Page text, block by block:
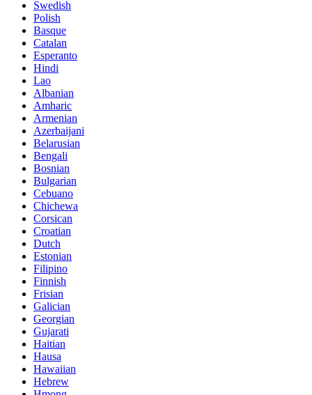
Swedish
Polish
Basque
Catalan
Esperanto
Hindi
Lao
Albanian
Amharic
Armenian
Azerbaijani
Belarusian
Bengali
Bosnian
Bulgarian
Cebuano
Chichewa
Corsican
Croatian
Dutch
Estonian
Filipino
Finnish
Frisian
Galician
Georgian
Gujarati
Haitian
Hausa
Hawaiian
Hebrew